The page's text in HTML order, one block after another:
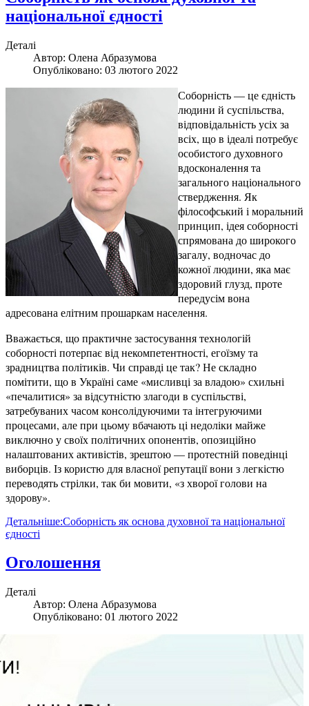
національної єдності
Деталі
Автор: Олена Абразумова
Опубліковано: 03 лютого 2022
Соборність — це єдність
людини й суспільства,
відповідальність усіх за
всіх, що в ідеалі потребує
особистого духовного
вдосконалення та
загального національного
ствердження. Як
філософський і моральний
принцип, ідея соборності
спрямована до широкого
загалу, водночас до
кожної людини, яка має
здоровий глузд, проте
передусім вона
адресована елітним прошаркам населення.
Вважається, що практичне застосування технологій
соборності потерпає від некомпетентності, егоїзму та
зрадництва політиків. Чи справді це так? Не складно
помітити, що в Україні саме «мисливці за владою» схильні
«печалитися» за відсутністю злагоди в суспільстві,
затребуваних часом консолідуючими та інтегруючими
процесами, але при цьому вбачають ці недоліки майже
виключно у своїх політичних опонентів, опозиційно
налаштованих активістів, зрештою — протестній поведінці
виборців. Із користю для власної репутації вони з легкістю
переводять стрілки, так би мовити, «з хворої голови на
здорову».
Детальніше:Соборність як основа духовної та національної
єдності
Оголошення
Деталі
Автор: Олена Абразумова
Опубліковано: 01 лютого 2022